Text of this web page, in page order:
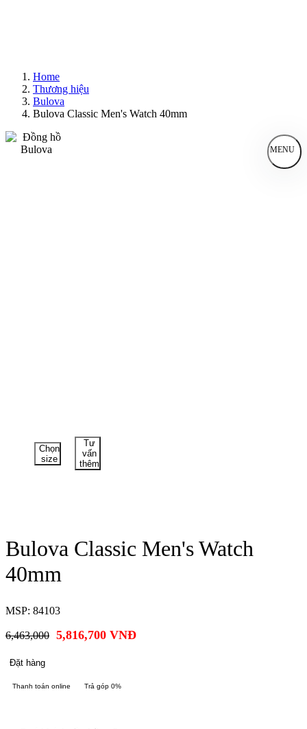
Home
Thương hiệu
Bulova
Bulova Classic Men's Watch 40mm
MENU
Chọn
size
Tư
vấn
thêm
Bulova Classic Men's Watch
40mm
MSP: 84103
6,463,000 5,816,700 VNĐ
Đặt hàng
Thanh toán online Trả góp 0%